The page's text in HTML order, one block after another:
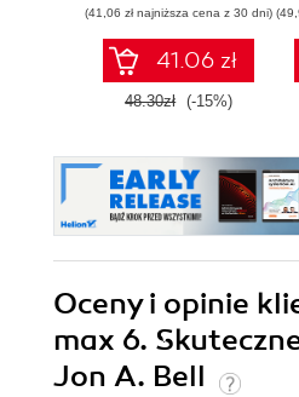
(41,06 zł najniższa cena z 30 dni)
41.06 zł
48.30zł (-15%)
Oceny i opinie
max 6.
Jon A. Bell